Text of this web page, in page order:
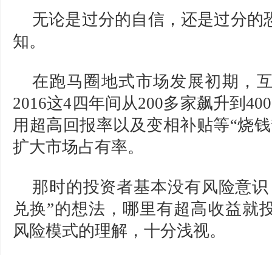
无论是过分的自信，还是过分的
知。
在跑马圈地式市场发展初期，
2016这4四年间从200多家飙升到
用超高回报率以及变相补贴等“烧
扩大市场占有率。
那时的投资者基本没有风险意
兑换”的想法，哪里有超高收益就
风险模式的理解，十分浅视。